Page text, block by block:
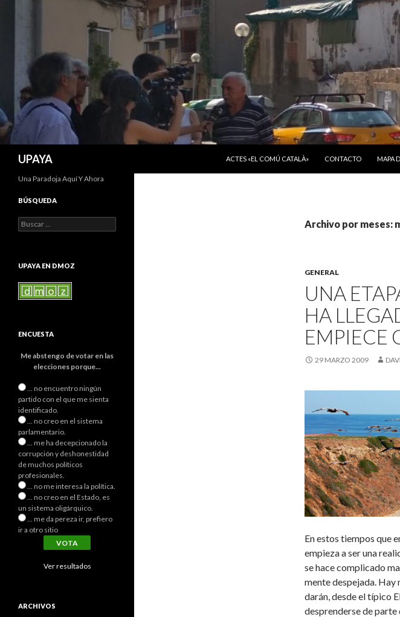
UPAYA
ACTES «EL COMÚ CATALÀ»
CONTACTO MAPA
Archivo por meses:
GENERAL
UNA
HA
EMPIECE
29 MARZO 2009
En estos tiempos que
empieza a ser una
se hace complicado
mente despejada. Hay
darán, desde el típico
desprenderse de parte
Una Paradoja Aquí Y Ahora
BÚSQUEDA
Buscar:
UPAYA EN DMOZ
ENCUESTA
Me abstengo de votar en las
elecciones porque...
... no encuentro ningún
partido con el que me sienta
identificado.
... no creo en el sistema
parlamentario.
... me ha decepcionado la
corrupción y deshonestidad
de muchos políticos
profesionales.
... no me interesa la política.
... no creo en el Estado, es
un sistema oligárquico.
... me da pereza ir, prefiero
ir a otro sitio
Ver resultados
ARCHIVOS